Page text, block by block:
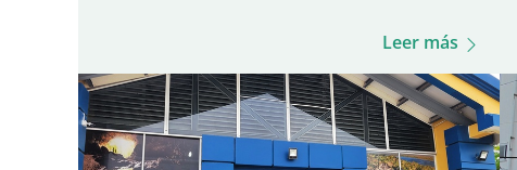
Guatemala o solo una visita corta, esta guía te
documentos…
Leer más